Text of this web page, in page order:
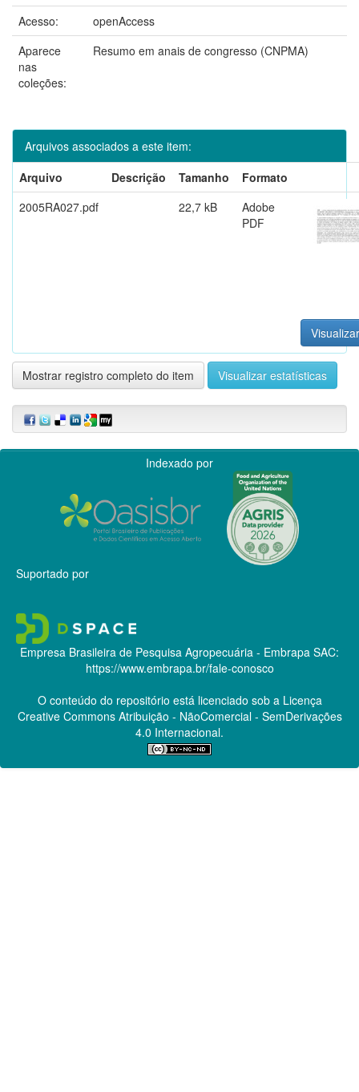
Acesso:
openAccess
Aparece
nas
coleções:
Resumo em anais de congresso (CNPMA)
Arquivos associados a este item:
Arquivo
Descrição Tamanho
Formato
2005RA027.pdf
22,7 kB
Adobe
PDF
Mostrar registro completo do item Visualizar estatísticas
Indexado por
Suportado por
Empresa Brasileira de Pesquisa Agropecuária - Embrapa SAC:
https://www.embrapa.br/fale-conosco
O conteúdo do repositório está licenciado sob a Licença
Creative CommonsAtribuição - NãoComercial - SemDerivações
4.0 Internacional.